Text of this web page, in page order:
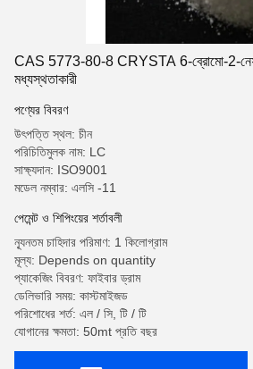
CAS 5773-80-8 CRYSTA 6-ব্রোমো-2-
মধ্যস্থতাকারী
পণ্যের বিবরণ
উৎপত্তি স্থল: চীন
পরিচিতিমুলক নাম: LC
সাক্ষ্যদান: ISO9001
মডেল নম্বার: এলসি -11
পেমেন্ট ও শিপিংয়ের শর্তাবলী
ন্যূনতম চাহিদার পরিমাণ: 1 কিলোগ্রাম
মূল্য: Depends on quantity
প্যাকেজিং বিবরণ: ফাইবার ড্রাম
ডেলিভারি সময়: কাস্টমাইজড
পরিশোধের শর্ত: এল / সি, টি / টি
যোগানের ক্ষমতা: 50mt প্রতি বছর